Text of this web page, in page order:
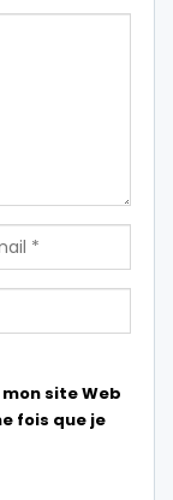
site Web
fois que je